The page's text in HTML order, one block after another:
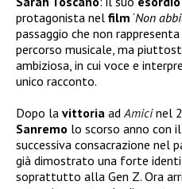
protagonista nel film ‘Non
passaggio che non
percorso musicale, ma
ambiziosa, in cui voce e
unico racconto.
Dopo la vittoria adAmicinel
Sanremo lo scorso anno con il
successiva consacrazione nel
già dimostrato una forte
soprattutto alla Gen Z. Ora